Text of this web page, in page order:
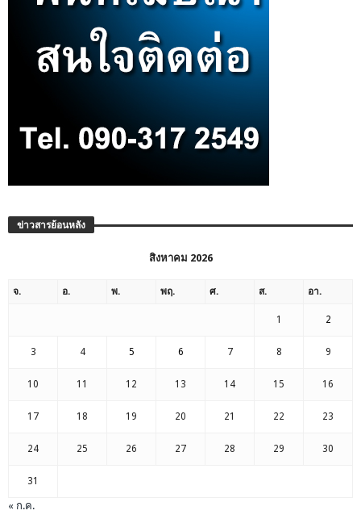
ข่าวสารย้อนหลัง
สิงหาคม 2026
จ. อ. พ. พฤ. ศ. ส. อา.
1 2
3 4 5 6 7 8 9
10 11 12 13 14 15 16
17 18 19 20 21 22 23
24 25 26 27 28 29 30
31
« ก.ค.